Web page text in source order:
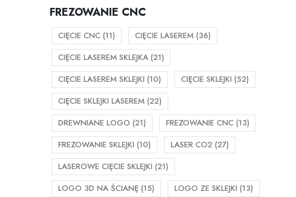
FREZOWANIE CNC
CIĘCIE CNC (11) CIĘCIE LASEREM (36)
CIĘCIE LASEREM SKLEJKA (21)
CIĘCIE LASEREM SKLEJKI (10) CIĘCIE SKLEJKI (52)
CIĘCIE SKLEJKI LASEREM (22)
DREWNIANE LOGO (21) FREZOWANIE CNC (13)
FREZOWANIE SKLEJKI (10) LASER CO2 (27)
LASEROWE CIĘCIE SKLEJKI (21)
LOGO 3D NA ŚCIANĘ (15) LOGO ZE SKLEJKI (13)